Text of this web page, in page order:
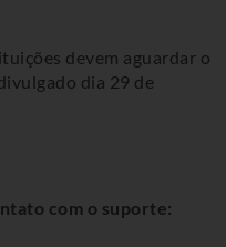
devem aguardar o
dia 29 de
com o suporte: